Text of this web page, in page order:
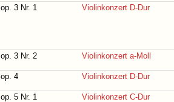
op. 3 Nr. 1 Violinkonzert D-Dur
op. 3 Nr. 2 Violinkonzert a-Moll
op. 4 Violinkonzert D-Dur
op. 5 Nr. 1 Violinkonzert C-Dur